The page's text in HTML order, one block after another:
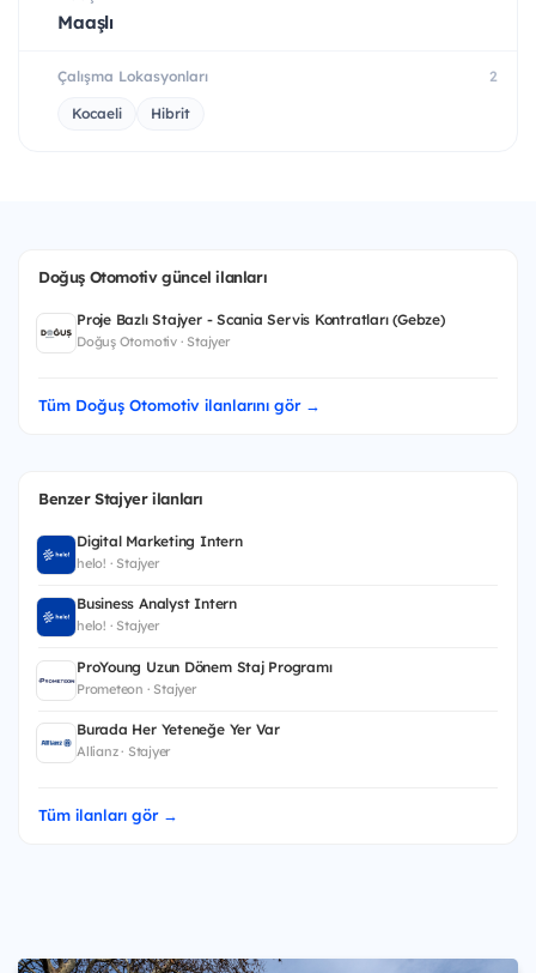
Maaşlı
Çalışma Lokasyonları 2
Kocaeli Hibrit
Doğuş Otomotiv güncel ilanları
Proje Bazlı Stajyer - Scania Servis Kontratları (Gebze)
Doğuş Otomotiv · Stajyer
Tüm Doğuş Otomotiv ilanlarını gör →
Benzer Stajyer ilanları
Digital Marketing Intern
helo! · Stajyer
Business Analyst Intern
helo! · Stajyer
ProYoung Uzun Dönem Staj Programı
Prometeon · Stajyer
Burada Her Yeteneğe Yer Var
Allianz · Stajyer
Tüm ilanları gör →